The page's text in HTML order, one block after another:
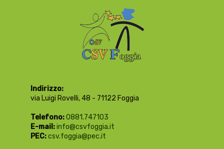
Indirizzo:
via Luigi Rovelli, 48 - 71122 Foggia
Telefono:0881.747103
E-mail:info@csvfoggia.it
PEC:csv.foggia@pec.it